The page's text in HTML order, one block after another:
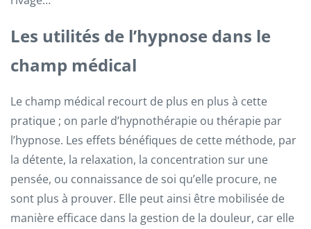
Les utilités de l’hypnose dans le
champ médical
Le champ médical recourt de plus en plus à cette
pratique ; on parle d’hypnothérapie ou thérapie par
l’hypnose. Les effets bénéfiques de cette méthode, par
la détente, la relaxation, la concentration sur une
pensée, ou connaissance de soi qu’elle procure, ne
sont plus à prouver. Elle peut ainsi être mobilisée de
manière efficace dans la gestion de la douleur, car elle